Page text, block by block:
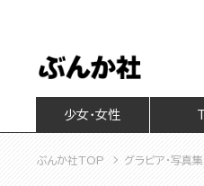
少女・女性
ぶんか社TOP グラビア・写真集